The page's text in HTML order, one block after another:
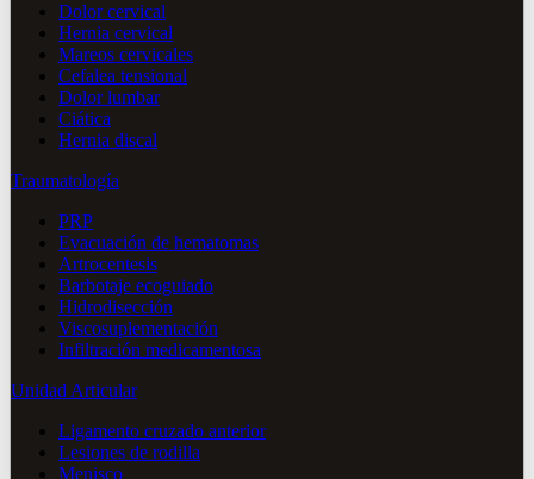
Dolor cervical
Hernia cervical
Mareos cervicales
Cefalea tensional
Dolor lumbar
Ciática
Hernia discal
Traumatología
PRP
Evacuación de hematomas
Artrocentesis
Barbotaje ecoguiado
Hidrodisección
Viscosuplementación
Infiltración medicamentosa
Unidad Articular
Ligamento cruzado anterior
Lesiones de rodilla
Menisco